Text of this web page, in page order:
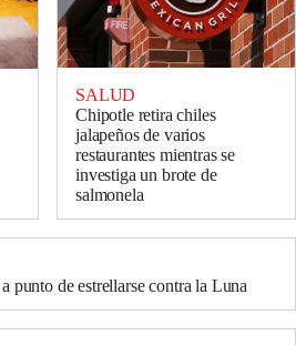
SALUD
Chipotle retira chiles
jalapeños de varios
restaurantes mientras se
investiga un brote de
salmonela
punto de estrellarse contra la Luna